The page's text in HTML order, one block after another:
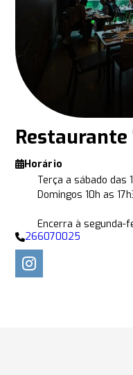
Horário
Terça a sábado das
Domingos 10h as
Encerra à segunda-
266070025